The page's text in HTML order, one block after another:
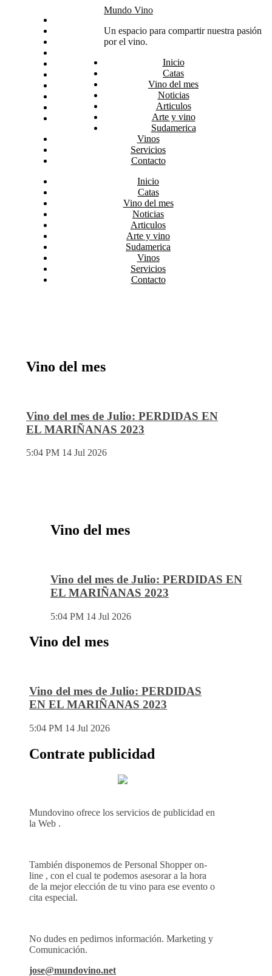
Arte y vino
Sudamerica
Mundo Vino
Un espacio para compartir nuestra pasión
por el vino.
Inicio
Catas
Vino del mes
Noticias
Articulos
Arte y vino
Sudamerica
Vinos
Servicios
Contacto
Inicio
Catas
Vino del mes
Noticias
Articulos
Arte y vino
Sudamerica
Vinos
Servicios
Contacto
Vino del mes
Vino del mes de Julio: PERDIDAS EN
EL MARIÑANAS 2023
5:04 PM 14 Jul 2026
Vino del mes
Vino del mes de Julio: PERDIDAS EN
EL MARIÑANAS 2023
5:04 PM 14 Jul 2026
Vino del mes
Vino del mes de Julio: PERDIDAS
EN EL MARIÑANAS 2023
5:04 PM 14 Jul 2026
Contrate publicidad
Mundovino ofrece los servicios de publicidad en
la Web .
También disponemos de Personal Shopper on-
line , con el cual te podemos asesorar a la hora
de la mejor elección de tu vino para ese evento o
cita especial.
No dudes en pedirnos información. Marketing y
Comunicación.
jose@mundovino.net